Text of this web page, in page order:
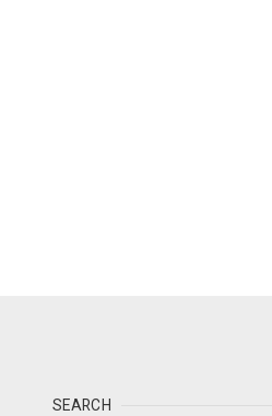
SEARCH